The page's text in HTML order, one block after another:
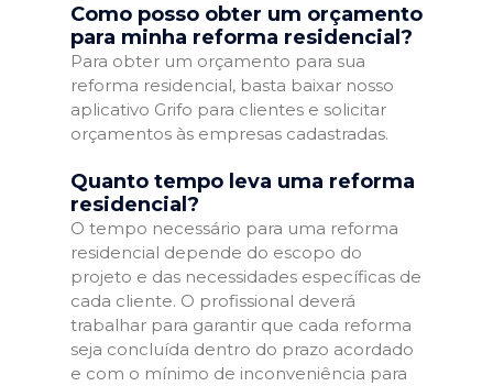
Como posso obter um orçamento
para minha reforma residencial?
Para obter um orçamento para sua
reforma residencial, basta baixar nosso
aplicativo Grifo para clientes e solicitar
orçamentos às empresas cadastradas.
Quanto tempo leva uma reforma
residencial?
O tempo necessário para uma reforma
residencial depende do escopo do
projeto e das necessidades específicas de
cada cliente. O profissional deverá
trabalhar para garantir que cada reforma
seja concluída dentro do prazo acordado
e com o mínimo de inconveniência para